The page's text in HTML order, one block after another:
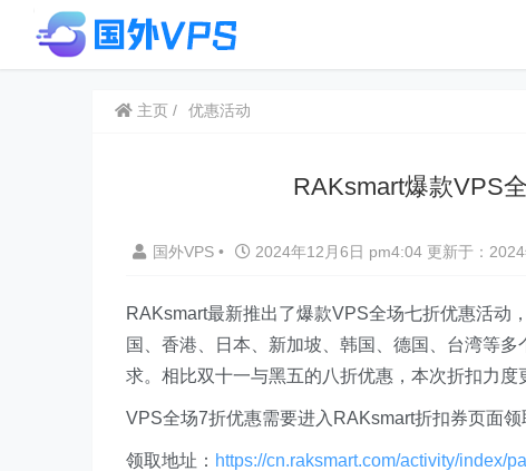
主页 优惠活动
RAKsmart爆款VPS
国外VPS • 2024年12月6日 pm4:04 更新于：
RAKsmart最新推出了爆款VPS全场七折优惠活动
国、香港、日本、新加坡、韩国、德国、台湾等
求。相比双十一与黑五的八折优惠，本次折扣力
VPS全场7折优惠需要进入RAKsmart折扣券页面领
领取地址： https://cn.raksmart.com/activity/index/